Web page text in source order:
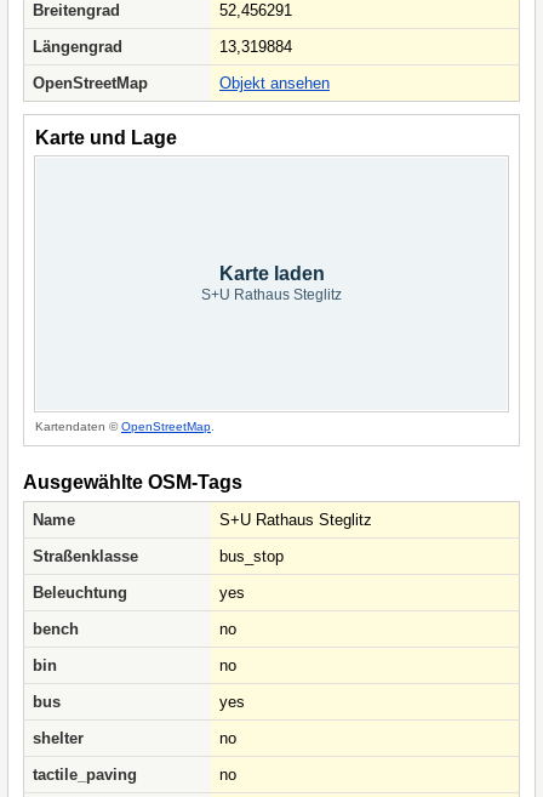
Breitengrad
52,456291
Längengrad
13,319884
OpenStreetMap
Objekt ansehen
Karte und Lage
Karte laden
S+U Rathaus Steglitz
Kartendaten ©OpenStreetMap
Ausgewählte OSM-Tags
Name
S+U Rathaus Steglitz
Straßenklasse
bus_stop
Beleuchtung
yes
bench
no
bin
no
bus
yes
shelter
no
tactile_paving
no